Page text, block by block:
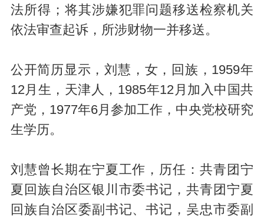
法所得；将其涉嫌犯罪问题移送检察机关
依法审查起诉，所涉财物一并移送。
公开简历显示，刘慧，女，回族，1959年
12月生，天津人，1985年12月加入中国共
产党，1977年6月参加工作，中央党校研究
生学历。
刘慧曾长期在宁夏工作，历任：共青团宁
夏回族自治区银川市委书记，共青团宁夏
回族自治区委副书记、书记，吴忠市委副